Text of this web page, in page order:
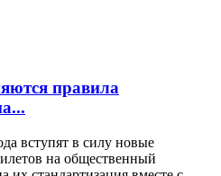
правила
вступят в силу новые
на общественный